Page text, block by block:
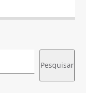
Pesquisar